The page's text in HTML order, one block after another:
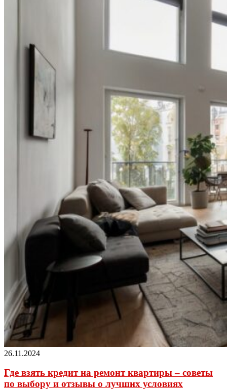
26.11.2024
Где взять кредит на ремонт квартиры – советы
по выбору и отзывы о лучших условиях